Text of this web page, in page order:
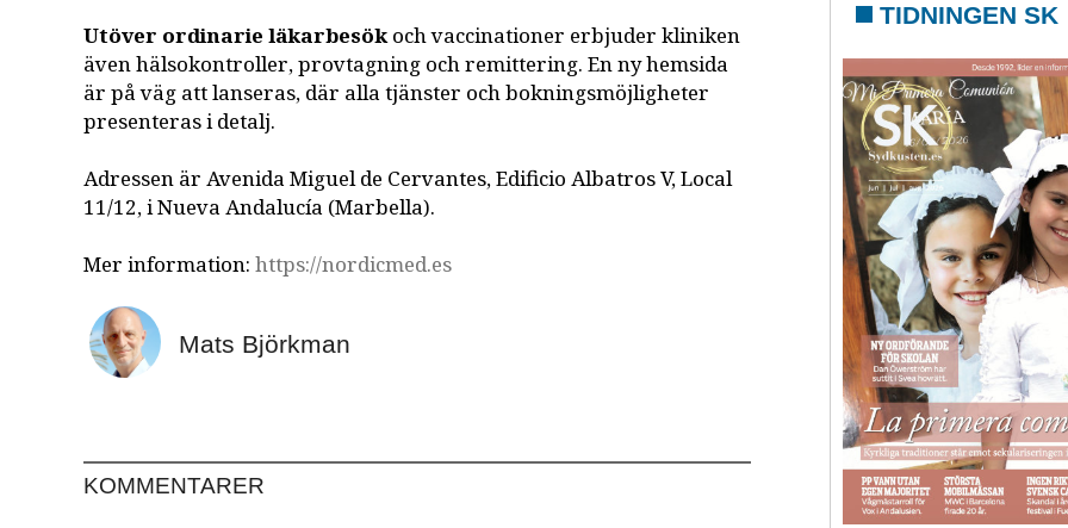
Utöver ordinarie läkarbesökoch vaccinationer erbjuder kliniken
även hälsokontroller, provtagning och remittering. En ny hemsida
är på väg att lanseras, där alla tjänster och bokningsmöjligheter
presenteras i detalj.
Adressen är Avenida Miguel de Cervantes, Edificio Albatros V, Local
11/12, i Nueva Andalucía (Marbella).
Mer information:https://nordicmed.es
Mats Björkman
KOMMENTARER
TIDNINGEN SK